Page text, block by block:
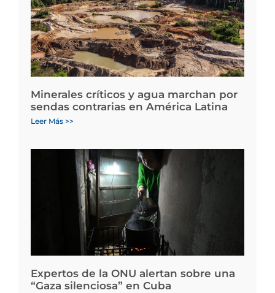
Minerales críticos y agua marchan por
sendas contrarias en América Latina
Leer Más >>
Expertos de la ONU alertan sobre una
“Gaza silenciosa” en Cuba